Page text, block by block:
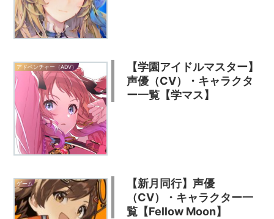
アドベンチャー（ADV）
【学園アイドルマスター】
声優（CV）・キャラクタ
ー一覧【学マス】
ゲーム
【新月同行】声優
（CV）・キャラクター一
覧【Fellow Moon】